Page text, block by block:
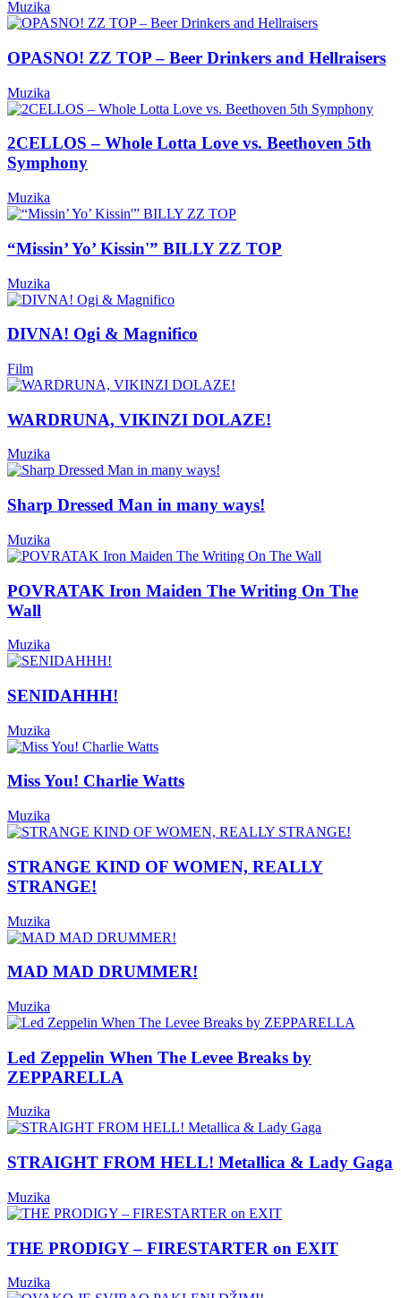
Muzika
OPASNO! ZZ TOP – Beer Drinkers and Hellraisers
Muzika
2CELLOS – Whole Lotta Love vs. Beethoven 5th
Symphony
Muzika
“Missin’ Yo’ Kissin'” BILLY ZZ TOP
Muzika
DIVNA! Ogi & Magnifico
Film
WARDRUNA, VIKINZI DOLAZE!
Muzika
Sharp Dressed Man in many ways!
Muzika
POVRATAK Iron Maiden The Writing On The
Wall
Muzika
SENIDAHHH!
Muzika
Miss You! Charlie Watts
Muzika
STRANGE KIND OF WOMEN, REALLY
STRANGE!
Muzika
MAD MAD DRUMMER!
Muzika
Led Zeppelin When The Levee Breaks by
ZEPPARELLA
Muzika
STRAIGHT FROM HELL! Metallica & Lady Gaga
Muzika
THE PRODIGY – FIRESTARTER on EXIT
Muzika